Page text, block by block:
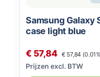
Samsung Galaxy
case light blue
Verkoopprijs:
€ 57,84 Normale prijs:
€ 57,84
Prijzen excl. BTW